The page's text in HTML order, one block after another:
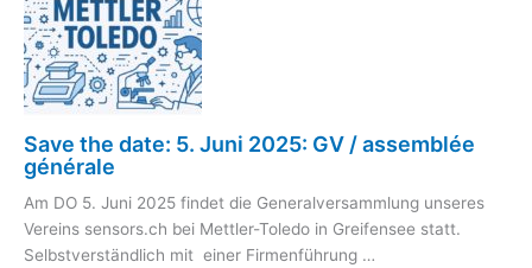
Save the date: 5. Juni 2025: GV / assemblée
générale
Am DO 5. Juni 2025 findet die Generalversammlung unseres
Vereins sensors.ch bei Mettler-Toledo in Greifensee statt.
Selbstverständlich mit einer Firmenführung …